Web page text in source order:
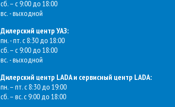
сб. – с 9:00 до 18:00
вс. - выходной
Дилерский центр УАЗ:
пн. - пт. с 8:30 до 18:00
сб. – с 9:00 до 18:00
вс. - выходной
Дилерский центр LADA и сервисный центр LADA:
пн. – пт. с 8:30 до 19:00
сб. – вс. с 9:00 до 18:00